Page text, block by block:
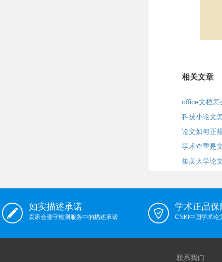
相关文章
office文档怎
科技小论文
论文如何正
学术查重是
集美大学论
如实描述承诺
卖家会遵守检测服务中的描述承诺
学术正品保
CNKI中国学术论
联系我们